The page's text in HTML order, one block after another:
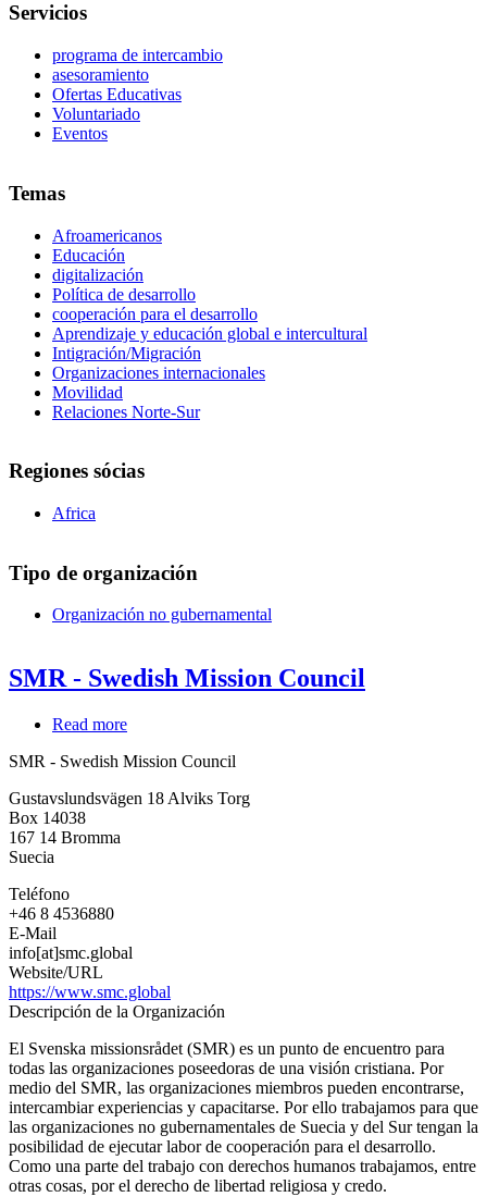
Servicios
programa de intercambio
asesoramiento
Ofertas Educativas
Voluntariado
Eventos
Temas
Afroamericanos
Educación
digitalización
Política de desarrollo
cooperación para el desarrollo
Aprendizaje y educación global e intercultural
Intigración/Migración
Organizaciones internacionales
Movilidad
Relaciones Norte-Sur
Regiones sócias
Africa
Tipo de organización
Organización no gubernamental
SMR - Swedish Mission Council
Read more
-
Mission
SMR - Swedish Mission Council
Gustavslundsvägen 18 Alviks Torg
Box 14038
167 14 Bromma
Suecia
Teléfono
+46 8 4536880
E-Mail
info[at]smc.global
Website/URL
https://www.smc.global
Descripción de la Organización
El Svenska missionsrådet (SMR) es un punto de encuentro para
todas las organizaciones poseedoras de una visión cristiana. Por
medio del SMR, las organizaciones miembros pueden encontrarse,
intercambiar experiencias y capacitarse. Por ello trabajamos para que
las organizaciones no gubernamentales de Suecia y del Sur tengan la
posibilidad de ejecutar labor de cooperación para el desarrollo.
Como una parte del trabajo con derechos humanos trabajamos, entre
otras cosas, por el derecho de libertad religiosa y credo.